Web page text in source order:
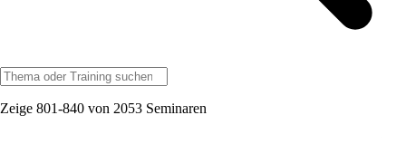
Zeige 801-840 von 2053 Seminaren